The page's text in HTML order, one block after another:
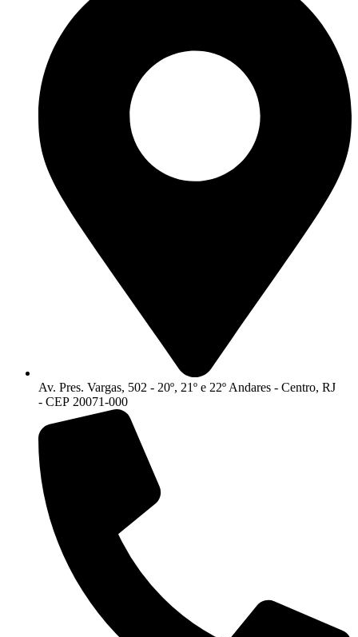
Av. Pres. Vargas, 502 - 20º, 21º e 22º Andares - Centro, RJ
- CEP 20071-000